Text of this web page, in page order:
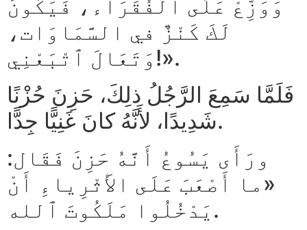
وَوَزِّعْ عَلَى الفُقَرَاء، فَيَكُونَ
لَكَ كَنْزٌ في السَّمَاوَات،
وَتَعَالَ ٱتْبَعْنِي!».
فَلَمَّا سَمِعَ الرَّجُلُ ذلِكَ، حَزِنَ حُزْنًا
شَدِيدًا، لأَنَّهُ كانَ غَنِيًّا جِدًّا.
ورَأَى يَسُوعُ أَنَّهُ حَزِنَ فَقَال:
«ما أَصْعَبَ عَلَى الأَثْرِياءِ أَنْ
يَدْخُلُوا مَلَكُوتَ ٱلله.